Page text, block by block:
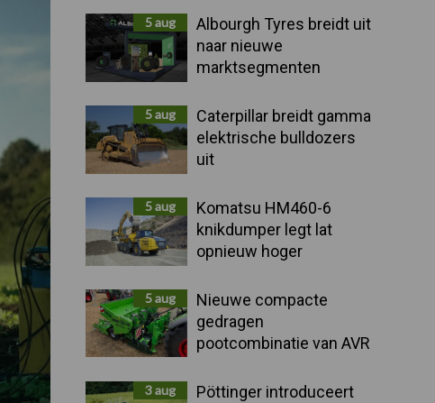
Sidebar5 aug
Albourgh Tyres breidt uit
naar nieuwe
marktsegmenten
5 aug
Caterpillar breidt gamma
elektrische bulldozers
uit
5 aug
Komatsu HM460-6
knikdumper legt lat
opnieuw hoger
5 aug
Nieuwe compacte
gedragen
pootcombinatie van AVR
3 aug
Pöttinger introduceert